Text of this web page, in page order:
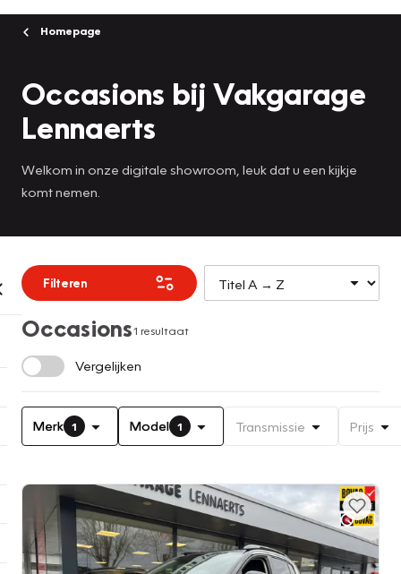
Homepage
Occasions bij Vakgarage
Lennaerts
Welkom in onze digitale showroom, leuk dat u een kijkje
komt nemen.
Filteren
Occasions1 resultaat
Vergelijken
Merk 1 Model 1 Transmissie Prijs